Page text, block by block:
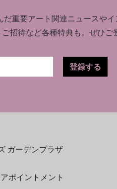
する。それらの親
いる。2階では年代
のブロンズ彫
数々は躍動感、
制約を超越する
ガーデンプラザ
ポイントメント
だ重要アート関連ニュースや
招待など各種特典も。ぜひご
登録する